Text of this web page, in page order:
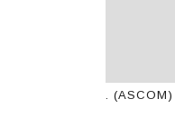
. (ASCOM)